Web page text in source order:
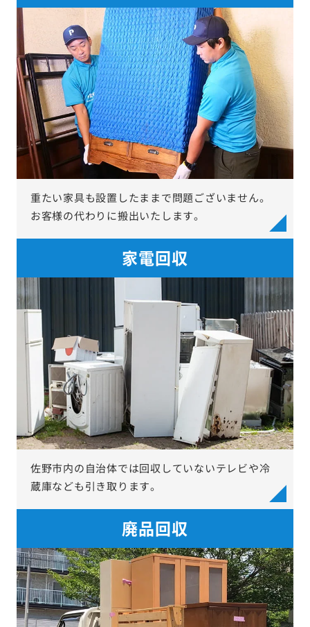
重たい家具も設置したままで問題ございません。
お客様の代わりに搬出いたします。
家電回収
佐野市内の自治体では回収していないテレビや冷
蔵庫なども引き取ります。
廃品回収